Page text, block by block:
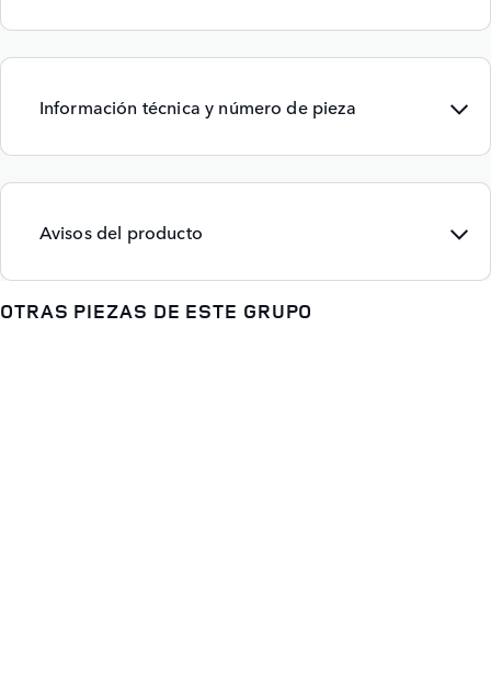
Información técnica y número de pieza
Avisos del producto
OTRAS PIEZAS DE ESTE GRUPO